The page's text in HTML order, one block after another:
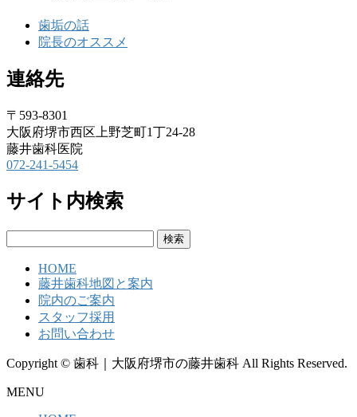
歯垢の話
院長のオススメ
連絡先
〒593-8301
大阪府堺市西区上野芝町1丁24-28
藤井歯科医院
072-241-5454
サイト内検索
HOME
藤井歯科地図と案内
院内のご案内
スタッフ採用
お問い合わせ
Copyright © 歯科｜大阪府堺市の藤井歯科 All Rights Reserved.
MENU